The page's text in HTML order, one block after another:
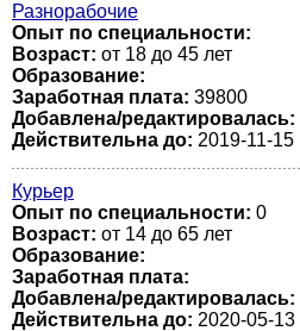
Разнорабочие
Опыт по специальности:
Возраст: от 18 до 45 лет
Образование:
Заработная плата: 39800
Добавлена/редактировалась:
Действительна до: 2019-11-15
Курьер
Опыт по специальности: 0
Возраст: от 14 до 65 лет
Образование:
Заработная плата:
Добавлена/редактировалась:
Действительна до: 2020-05-13